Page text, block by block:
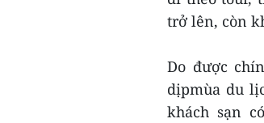
trở lên, còn
Do được
dịpmùa du
khách sạn